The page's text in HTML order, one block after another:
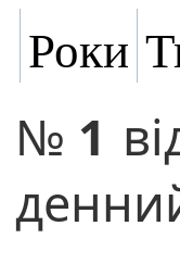
Роки
№ 1